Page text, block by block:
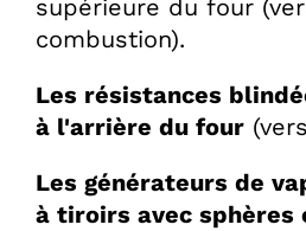
supérieure du four
combustion).
Les résistances
à l'arrière du four
Les générateurs de
à tiroirs avec sphères